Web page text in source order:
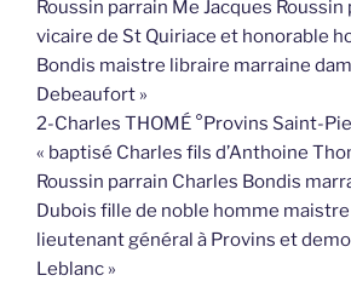
Roussin parrain Me Jacques
vicaire de St Quiriace et honorable
Bondis maistre libraire marraine
Debeaufort »
2-Charles THOMÉ °Provins Saint-
« baptisé Charles fils d’Anthoine
Roussin parrain Charles Bondis
Dubois fille de noble homme
lieutenant général à Provins et
Leblanc »